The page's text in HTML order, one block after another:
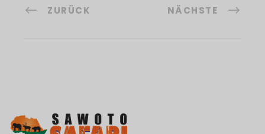
ZURÜCK NÄCHSTE